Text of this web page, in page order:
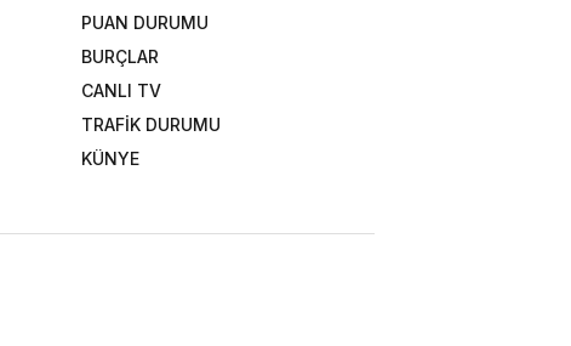
PUAN DURUMU
BURÇLAR
CANLI TV
TRAFİK DURUMU
KÜNYE